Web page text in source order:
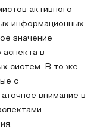
активного
информационных
значение
аспекта в
систем. В то же
с
внимание в